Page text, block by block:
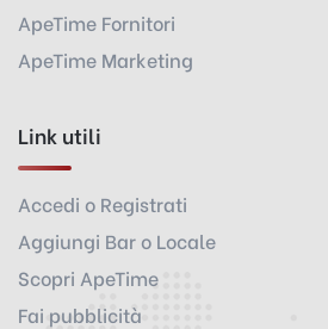
ApeTime Fornitori
ApeTime Marketing
Link utili
Accedi o Registrati
Aggiungi Bar o Locale
Scopri ApeTime
Fai pubblicità